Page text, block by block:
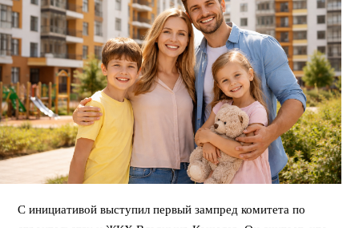
С инициативой выступил первый зампред комитета по